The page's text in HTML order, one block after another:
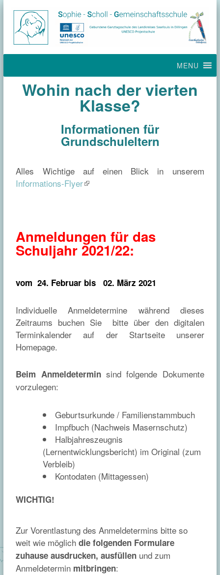
MENU
Wohin nach der vierten
Klasse?
Informationen für
Grundschuleltern
Alles Wichtige auf einen Blick in unserem
Informations-Flyer
Anmeldungen für das
Schuljahr 2021/22:
vom 24. Februar bis 02. März 2021
Individuelle Anmeldetermine während dieses
Zeitraums buchen Sie bitte über den digitalen
Terminkalender auf der Startseite unserer
Homepage.
Beim Anmeldetermin sind folgende Dokumente
vorzulegen:
Geburtsurkunde / Familienstammbuch
Impfbuch (Nachweis Masernschutz)
Halbjahreszeugnis
(Lernentwicklungsbericht) im Original (zum
Verbleib)
Kontodaten (Mittagessen)
WICHTIG!
Zur Vorentlastung des Anmeldetermins bitte so
weit wie möglichdie folgenden Formulare
zuhause ausdrucken, ausfüllen und zum
Anmeldetermin mitbringen: